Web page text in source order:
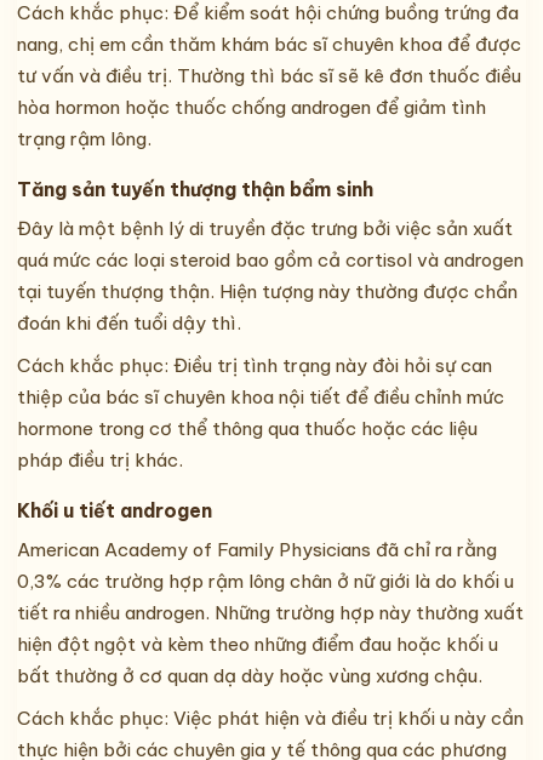
Cách khắc phục: Để kiểm soát hội chứng buồng trứng đa
nang, chị em cần thăm khám bác sĩ chuyên khoa để được
tư vấn và điều trị. Thường thì bác sĩ sẽ kê đơn thuốc điều
hòa hormon hoặc thuốc chống androgen để giảm tình
trạng rậm lông.
Tăng sản tuyến thượng thận bẩm sinh
Đây là một bệnh lý di truyền đặc trưng bởi việc sản xuất
quá mức các loại steroid bao gồm cả cortisol và androgen
tại tuyến thượng thận. Hiện tượng này thường được chẩn
đoán khi đến tuổi dậy thì.
Cách khắc phục: Điều trị tình trạng này đòi hỏi sự can
thiệp của bác sĩ chuyên khoa nội tiết để điều chỉnh mức
hormone trong cơ thể thông qua thuốc hoặc các liệu
pháp điều trị khác.
Khối u tiết androgen
American Academy of Family Physicians đã chỉ ra rằng
0,3% các trường hợp rậm lông chân ở nữ giới là do khối u
tiết ra nhiều androgen. Những trường hợp này thường xuất
hiện đột ngột và kèm theo những điểm đau hoặc khối u
bất thường ở cơ quan dạ dày hoặc vùng xương chậu.
Cách khắc phục: Việc phát hiện và điều trị khối u này cần
thực hiện bởi các chuyên gia y tế thông qua các phương